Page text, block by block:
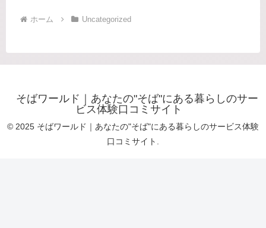
ホーム Uncategorized
そばワールド｜あなたの"そば"にある暮らしのサー
ビス体験口コミサイト
© 2025 そばワールド｜あなたの"そば"にある暮らしのサービス体験
口コミサイト.